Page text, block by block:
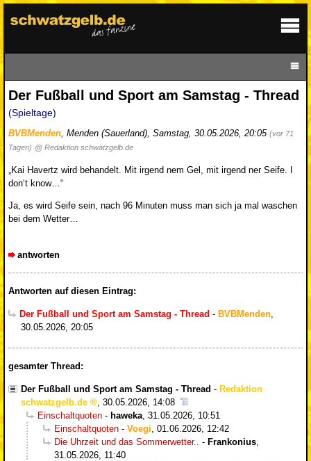
Der Fußball und Sport am Samstag - Thread
(Spieltage)
BVBMenden, Menden (Sauerland), Samstag, 30.05.2026, 20:05 (vor 71
Tagen) @ Redaktion schwatzgelb.de
„Kai Havertz wird behandelt. Mit irgend nem Gel, mit irgend ner Seife. I
don‘t know…“
Ja, es wird Seife sein, nach 96 Minuten muss man sich ja mal waschen
bei dem Wetter…
antworten
Antworten auf diesen Eintrag:
Der Fußball und Sport am Samstag - Thread - BVBMenden,
30.05.2026, 20:05
gesamter Thread:
Der Fußball und Sport am Samstag - Thread - Redaktion
schwatzgelb.de
30.05.2026, 14:08
Einschaltquoten - haweka 31.05.2026, 10:51
Einschaltquoten - Voegi 01.06.2026, 12:42
Die Uhrzeit und das Sommerwetter..
- Frankonius
31.05.2026, 11:40